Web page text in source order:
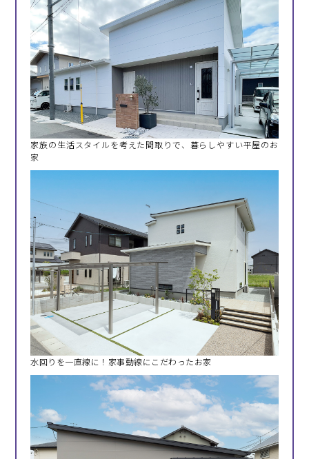
家族の生活スタイルを考えた間取りで、暮らしやすい平屋のお
家
水回りを一直線に！家事動線にこだわったお家